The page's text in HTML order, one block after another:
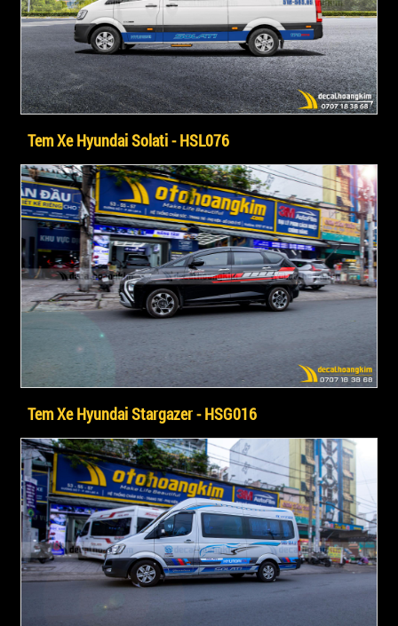
Tem Xe Hyundai Solati - HSL076
Tem Xe Hyundai Stargazer - HSG016